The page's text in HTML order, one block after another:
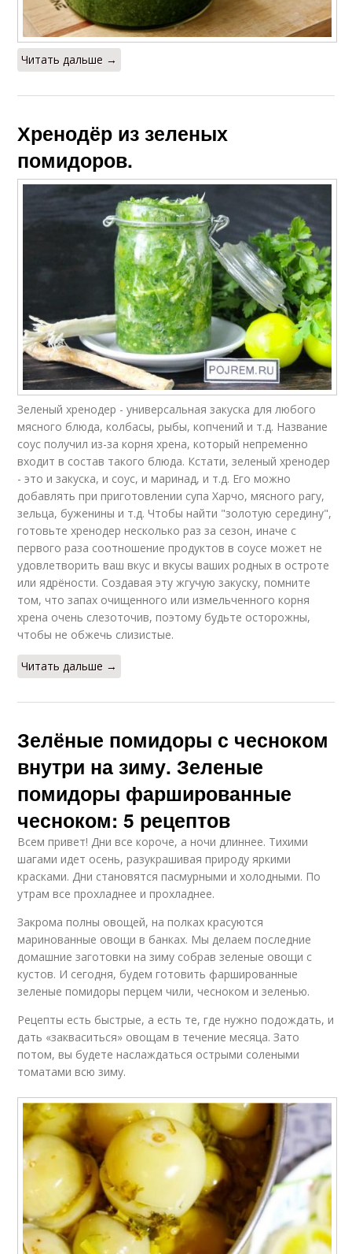
Читать дальше →
Хренодёр из зеленых
помидоров.
Зеленый хренодер - универсальная закуска для любого
мясного блюда, колбасы, рыбы, копчений и т.д. Название
соус получил из-за корня хрена, который непременно
входит в состав такого блюда. Кстати, зеленый хренодер
- это и закуска, и соус, и маринад, и т.д. Его можно
добавлять при приготовлении супа Харчо, мясного рагу,
зельца, буженины и т.д. Чтобы найти "золотую середину",
готовьте хренодер несколько раз за сезон, иначе с
первого раза соотношение продуктов в соусе может не
удовлетворить ваш вкус и вкусы ваших родных в остроте
или ядрёности. Создавая эту жгучую закуску, помните
том, что запах очищенного или измельченного корня
хрена очень слезоточив, поэтому будьте осторожны,
чтобы не обжечь слизистые.
Читать дальше →
Зелёные помидоры с чесноком
внутри на зиму. Зеленые
помидоры фаршированные
чесноком: 5 рецептов
Всем привет! Дни все короче, а ночи длиннее. Тихими
шагами идет осень, разукрашивая природу яркими
красками. Дни становятся пасмурными и холодными. По
утрам все прохладнее и прохладнее.
Закрома полны овощей, на полках красуются
маринованные овощи в банках. Мы делаем последние
домашние заготовки на зиму собрав зеленые овощи с
кустов. И сегодня, будем готовить фаршированные
зеленые помидоры перцем чили, чесноком и зеленью.
Рецепты есть быстрые, а есть те, где нужно подождать, и
дать «закваситься» овощам в течение месяца. Зато
потом, вы будете наслаждаться острыми солеными
томатами всю зиму.